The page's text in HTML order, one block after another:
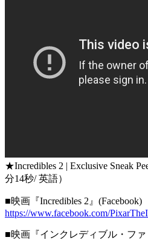
★Incredibles 2 | Exclusive Sneak
分14秒/ 英語）
■映画『Incredibles 2』(Facebook)
https://www.facebook.com/
■映画『インクレディブル・ファ